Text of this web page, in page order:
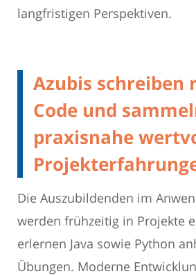
langfristigen Perspektiven.
Azubis schreiben
Code und
praxisnahe
Die Auszubildenden im
werden frühzeitig in Projekte
erlernen Java sowie Python
Übungen. Moderne